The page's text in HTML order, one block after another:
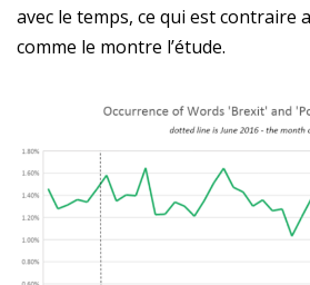
avec le temps, ce qui est contraire
comme le montre l’étude.